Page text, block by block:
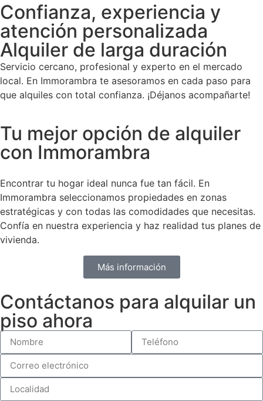
Confianza, experiencia y
atención personalizada
Alquiler de larga duración
Servicio cercano, profesional y experto en el mercado
local. En Immorambra te asesoramos en cada paso para
que alquiles con total confianza. ¡Déjanos acompañarte!
Tu mejor opción de alquiler
con Immorambra
Encontrar tu hogar ideal nunca fue tan fácil. En
Immorambra seleccionamos propiedades en zonas
estratégicas y con todas las comodidades que necesitas.
Confía en nuestra experiencia y haz realidad tus planes de
vivienda.
Más información
Contáctanos para alquilar un
piso ahora